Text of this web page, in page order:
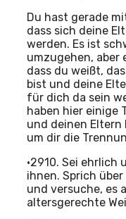
Du hast gerade
dass sich deine
werden. Es ist
umzugehen, aber
dass du weißt,
bist und deine
für dich da sein
haben hier einige
und deinen Eltern
um dir die
•2910. Sei ehrlich
ihnen. Sprich
und versuche, es
altersgerechte